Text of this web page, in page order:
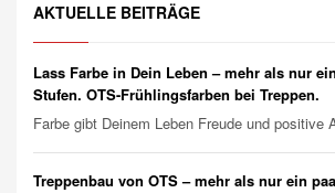
AKTUELLE BEITRÄGE
Lass Farbe in Dein Leben – mehr als nur
Stufen. OTS-Frühlingsfarben bei Treppen.
Farbe gibt Deinem Leben Freude und positive
Treppenbau von OTS – mehr als nur ein